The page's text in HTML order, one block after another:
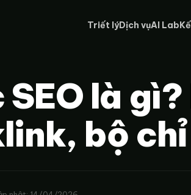
Triết lýDịch vụAI Lab
là
bộ